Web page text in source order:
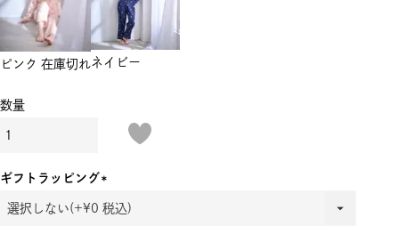
ピンク 在庫切れネイビー
ギフトラッピング
(必